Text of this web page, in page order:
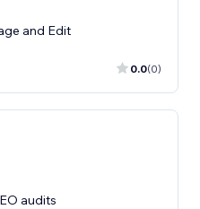
and Edit
0.0(0)
audits